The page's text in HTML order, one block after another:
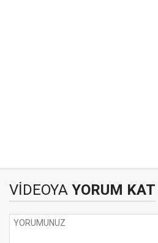
VİDEOYA YORUM KAT